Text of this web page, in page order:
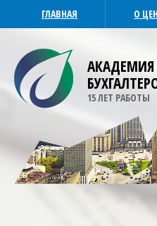
ГЛАВНАЯ О
АКАДЕМИЯ
15 ЛЕТ РАБОТЫ